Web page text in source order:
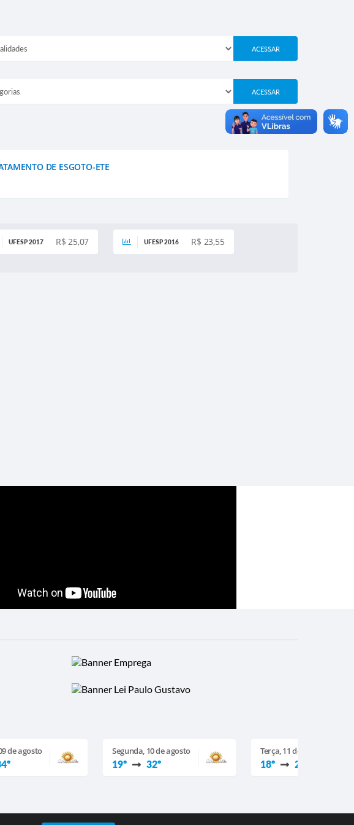
ACESSAR
ACESSAR
DE ESGOTO-ETE
UFESP 2017 R$ 25,07 UFESP 2016 R$ 23,55
de agosto Segunda, 10 de agosto
19º 32º
Terça, 11 de agosto
18º 27º